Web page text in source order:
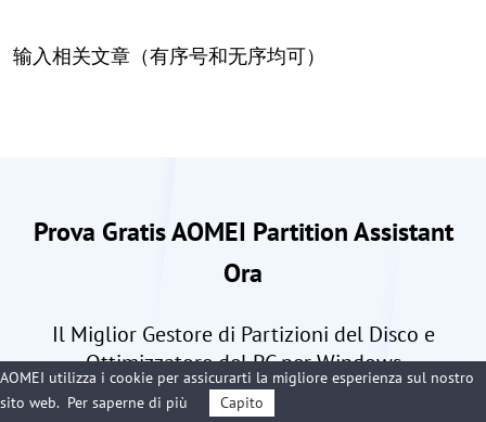
输入相关文章（有序号和无序均可）
Prova Gratis AOMEI Partition Assistant
Ora
Il Miglior Gestore di Partizioni del Disco e
Ottimizzatore del PC per Windows
AOMEI utilizza i cookie per assicurarti la migliore esperienza sul nostro
sito web. Per saperne di più Capito